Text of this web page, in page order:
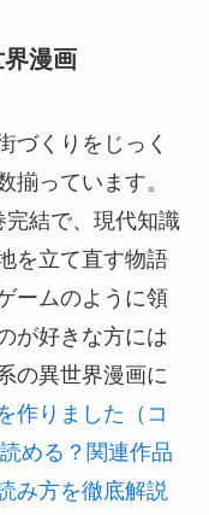
漫画
づくりをじっく
揃っています。
完結で、現代知識
を立て直す物語
ームのように領
が好きな方には
の異世界漫画に
作りました（コ
める？関連作品
み方を徹底解説